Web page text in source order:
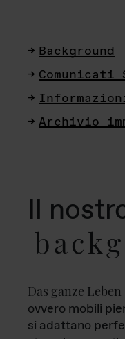
Background
Comunicati
Archivio
Il
Das ganze Leben
ovvero mobili
si adattano